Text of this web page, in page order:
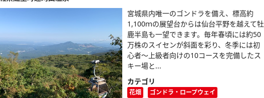
宮城県内唯一のゴンドラを備え、標高約
1,100ｍの展望台からは仙台平野を越えて牡
鹿半島も一望できます。毎年春頃には約50
万株のスイセンが斜面を彩り、冬季には初
心者～上級者向けの10コースを完備したス
キー場と...
カテゴリ
花畑
ゴンドラ・ロープウェイ